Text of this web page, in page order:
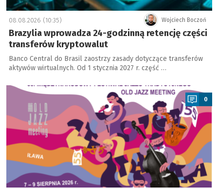
Wojciech Boczoń
08.08.2026 (10:35)
Brazylia wprowadza 24-godzinną retencję części
transferów kryptowalut
Banco Central do Brasil zaostrzy zasady dotyczące transferów
aktywów wirtualnych. Od 1 stycznia 2027 r. część …
a
0